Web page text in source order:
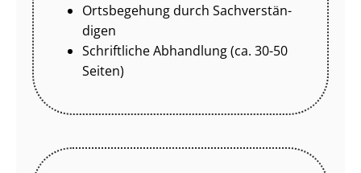
Ortsbegehung durch Sach­ver­stän­
di­gen
Schriftliche Abhandlung (ca. 30-50
Seiten)